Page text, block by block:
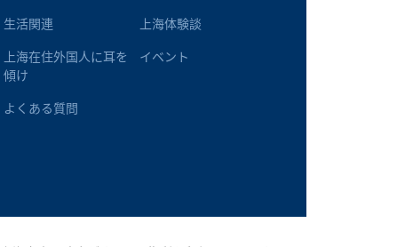
生活関連
上海在住外国人に耳を
傾け
よくある質問
上海体験談
イベント